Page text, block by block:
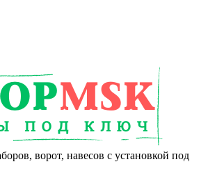
ворот, навесов с установкой под